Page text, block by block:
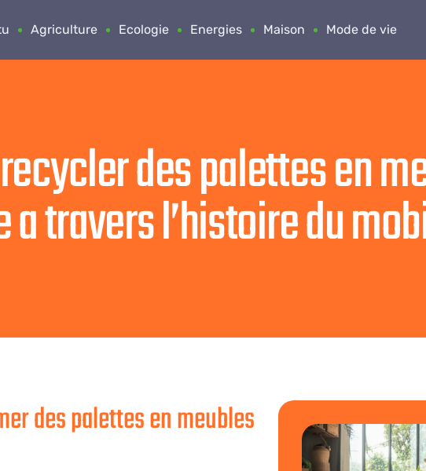
Agriculture Ecologie Energies Maison Mode de vie
des palettes en
a travers l’histoire du
des palettes en meubles